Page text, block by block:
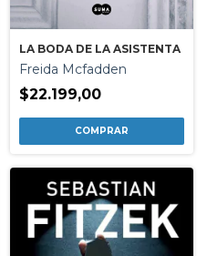
LA BODA DE LA ASISTENTA
Freida Mcfadden
$22.199,00